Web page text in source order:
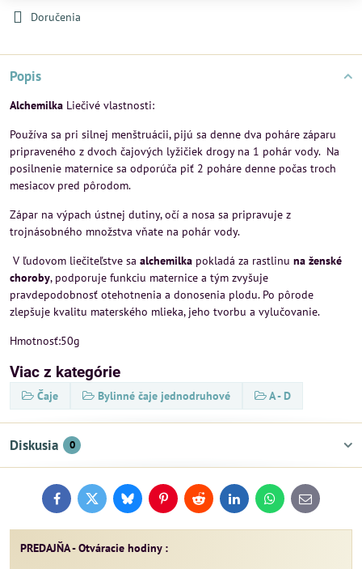
Doručenia
Popis
Alchemilka Liečivé vlastnosti:
Používa sa pri silnej menštruácii, pijú sa denne dva poháre záparu
pripraveného z dvoch čajových lyžičiek drogy na 1 pohár vody. Na
posilnenie maternice sa odporúča piť 2 poháre denne počas troch
mesiacov pred pôrodom.
Zápar na výpach ústnej dutiny, očí a nosa sa pripravuje z
trojnásobného množstva vňate na pohár vody.
V ľudovom liečiteľstve sa alchemilka pokladá za rastlinu na ženské
choroby, podporuje funkciu maternice a tým zvyšuje
pravdepodobnosť otehotnenia a donosenia plodu. Po pôrode
zlepšuje kvalitu materského mlieka, jeho tvorbu a vylučovanie.
Hmotnosť:50g
Viac z kategórie
Čaje Bylinné čaje jednodruhové A - D
Diskusia 0
FacebookTwitterBlueskyPinterestReddit LinkedInWhatsApp
E-
mail
PREDAJŇA - Otváracie hodiny :